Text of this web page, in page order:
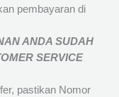
pembayaran di
ANDA SUDAH
SERVICE
pastikan Nomor